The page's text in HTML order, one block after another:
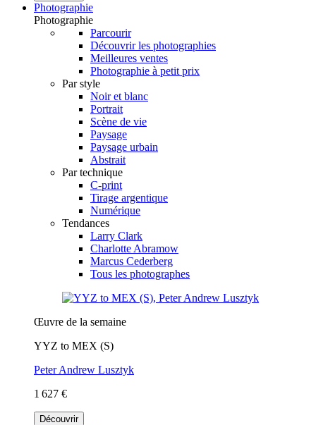
Photographie
Photographie
Parcourir
Découvrir les photographies
Meilleures ventes
Photographie à petit prix
Par style
Noir et blanc
Portrait
Scène de vie
Paysage
Paysage urbain
Abstrait
Par technique
C-print
Tirage argentique
Numérique
Tendances
Larry Clark
Charlotte Abramow
Marcus Cederberg
Tous les photographes
Œuvre de la semaine
YYZ to MEX (S)
Peter Andrew Lusztyk
1 627 €
Découvrir